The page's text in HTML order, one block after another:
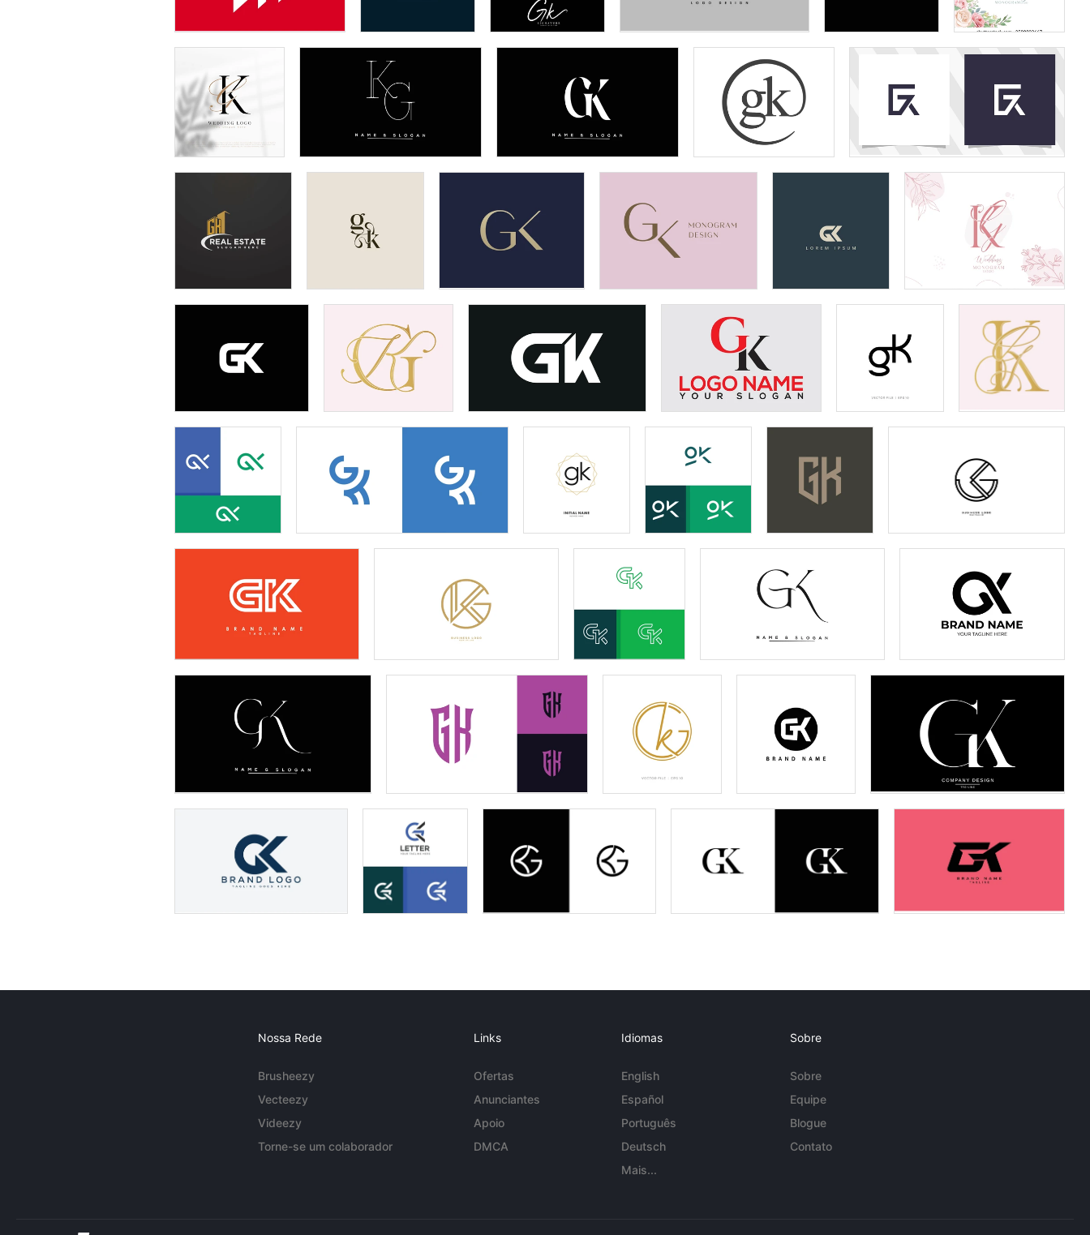
Nossa Rede
Brusheezy
Vecteezy
Videezy
Torne-se um colaborador
Links
Ofertas
Anunciantes
Apoio
DMCA
Idiomas
English
Español
Português
Deutsch
Mais...
Sobre
Sobre
Equipe
Blogue
Contato